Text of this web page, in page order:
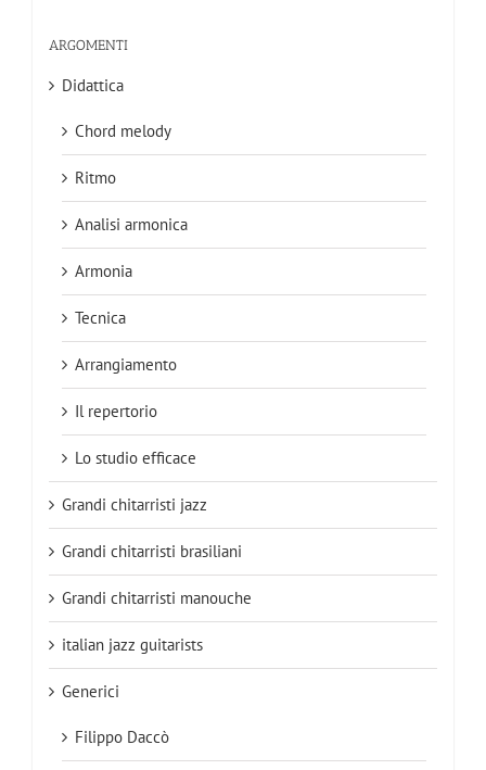
ARGOMENTI
Didattica
Chord melody
Ritmo
Analisi armonica
Armonia
Tecnica
Arrangiamento
Il repertorio
Lo studio efficace
Grandi chitarristi jazz
Grandi chitarristi brasiliani
Grandi chitarristi manouche
italian jazz guitarists
Generici
Filippo Daccò